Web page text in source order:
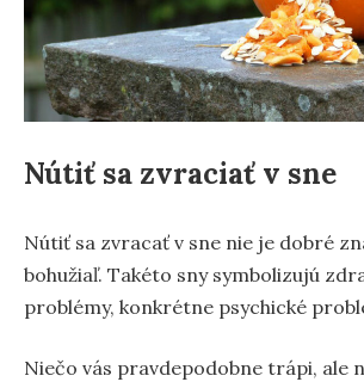
Nútiť sa zvraciať v sne
Nútiť sa zvracať v sne nie je dobré
bohužiaľ. Takéto sny symbolizujú
problémy, konkrétne psychické
Niečo vás pravdepodobne trápi, ale